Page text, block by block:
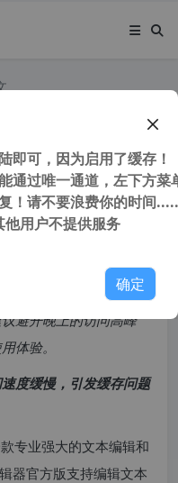
x64 中
进制编辑器
避开晚上的访问高峰
体验。
度缓慢，引发缓存问题
专业强大的文本编辑和
器官方版支持编辑文本
即可，因为启用了缓存！
通过唯一通道，左下方菜
！请不要浪费你的时间
他用户不提供服务
确定